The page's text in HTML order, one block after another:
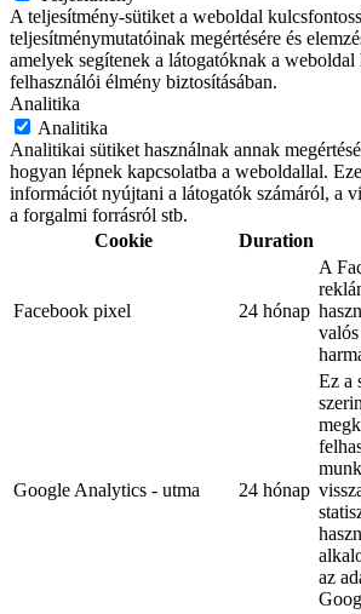
A teljesítmény-sütiket a weboldal
teljesítménymutatóinak megértésére és
amelyek segítenek a látogatóknak a weboldal
felhasználói élmény biztosításában.
Analitika
Analitika
Analitikai sütiket használnak annak
hogyan lépnek kapcsolatba a weboldallal.
információt nyújtani a látogatók számáról, a
a forgalmi forrásról stb.
Cookie
Duration
Facebook pixel 24 hónap
A
Google Analytics - utma 24 hónap
Ez a
az